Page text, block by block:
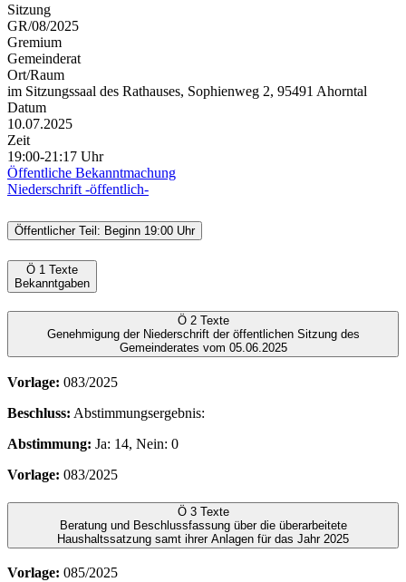
Sitzung
GR/08/2025
Gremium
Gemeinderat
Ort/Raum
im Sitzungssaal des Rathauses, Sophienweg 2, 95491 Ahorntal
Datum
10.07.2025
Zeit
19:00-21:17 Uhr
Öffentliche Bekanntmachung
Niederschrift -öffentlich-
Öffentlicher Teil: Beginn 19:00 Uhr
Ö 1 Texte
Bekanntgaben
Ö 2 Texte
Genehmigung der Niederschrift der öffentlichen Sitzung des
Gemeinderates vom 05.06.2025
Vorlage: 083/2025
Beschluss: Abstimmungsergebnis:
Abstimmung: Ja: 14, Nein: 0
Vorlage: 083/2025
Ö 3 Texte
Beratung und Beschlussfassung über die überarbeitete
Haushaltssatzung samt ihrer Anlagen für das Jahr 2025
Vorlage: 085/2025